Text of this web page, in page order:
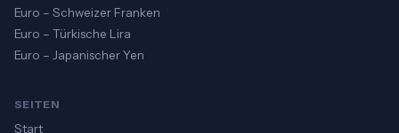
Euro – Schweizer Franken
Euro – Türkische Lira
Euro – Japanischer Yen
SEITEN
Start